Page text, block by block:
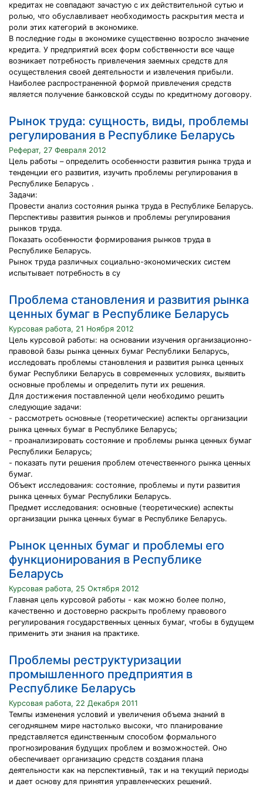
кредитах не совпадают зачастую с их действительной сутью и
ролью, что обуславливает необходимость раскрытия места и
роли этих категорий в экономике.
В последние годы в экономике существенно возросло значение
кредита. У предприятий всех форм собственности все чаще
возникает потребность привлечения заемных средств для
осуществления своей деятельности и извлечения прибыли.
Наиболее распространенной формой привлечения средств
является получение банковской ссуды по кредитному договору.
Рынок труда: сущность, виды, проблемы
регулирования в Республике Беларусь
Реферат, 27 Февраля 2012
Цель работы – определить особенности развития рынка труда и
тенденции его развития, изучить проблемы регулирования в
Республике Беларусь .
Задачи:
Провести анализ состояния рынка труда в Республике Беларусь.
Перспективы развития рынков и проблемы регулирования
рынков труда.
Показать особенности формирования рынков труда в
Республике Беларусь.
Рынок труда различных социально-экономических систем
испытывает потребность в су
Проблема становления и развития рынка
ценных бумаг в Республике Беларусь
Курсовая работа, 21 Ноября 2012
Цель курсовой работы: на основании изучения организационно-
правовой базы рынка ценных бумаг Республики Беларусь,
исследовать проблемы становления и развития рынка ценных
бумаг Республики Беларусь в современных условиях, выявить
основные проблемы и определить пути их решения.
Для достижения поставленной цели необходимо решить
следующие задачи:
- рассмотреть основные (теоретические) аспекты организации
рынка ценных бумаг в Республике Беларусь;
- проанализировать состояние и проблемы рынка ценных бумаг
Республики Беларусь;
- показать пути решения проблем отечественного рынка ценных
бумаг.
Объект исследования: состояние, проблемы и пути развития
рынка ценных бумаг Республики Беларусь.
Предмет исследования: основные (теоретические) аспекты
организации рынка ценных бумаг в Республике Беларусь.
Рынок ценных бумаг и проблемы его
функционирования в Республике
Беларусь
Курсовая работа, 25 Октября 2012
Главная цель курсовой работы - как можно более полно,
качественно и достоверно раскрыть проблему правового
регулирования государственных ценных бумаг, чтобы в будущем
применить эти знания на практике.
Проблемы реструктуризации
промышленного предприятия в
Республике Беларусь
Курсовая работа, 22 Декабря 2011
Темпы изменения условий и увеличения объема знаний в
сегодняшнем мире настолько высоки, что планирование
представляется единственным способом формального
прогнозирования будущих проблем и возможностей. Оно
обеспечивает организацию средств создания плана
деятельности как на перспективный, так и на текущий периоды
и дает основу для принятия управленческих решений.